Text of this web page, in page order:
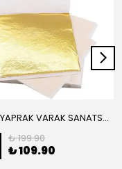
ALTIN YAPRAK VARAK SANATSAL BÜYÜK BOY FOLYO EPOKSİ REÇİNE NAİL ART 8 ADET ALTIN RENK 14X14 CM
₺ 199.90
₺ 109.90